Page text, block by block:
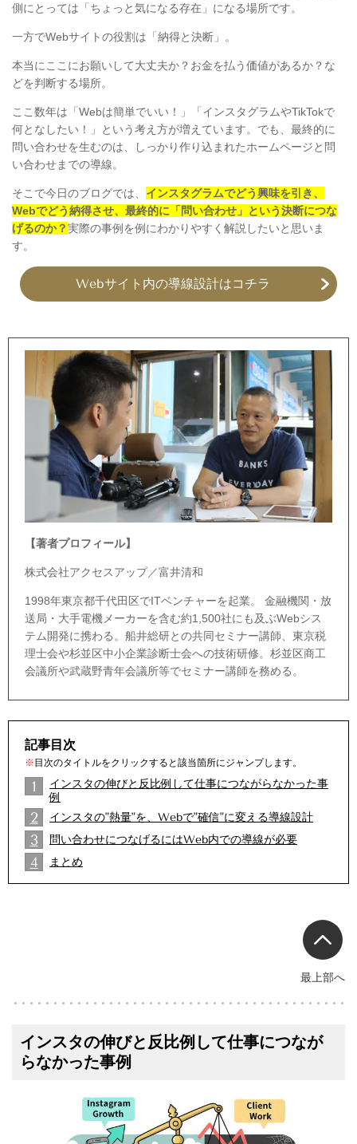
側にとっては「ちょっと気になる存在」になる場所です。
一方でWebサイトの役割は「納得と決断」。
本当にここにお願いして大丈夫か？お金を払う価値があるか？な
どを判断する場所。
ここ数年は「Webは簡単でいい！」「インスタグラムやTikTokで
何となしたい！」という考え方が増えています。でも、最終的に
問い合わせを生むのは、しっかり作り込まれたホームページと問
い合わせまでの導線。
そこで今日のブログでは、 インスタグラムでどう興味を引き、
Webでどう納得させ、最終的に「問い合わせ」という決断につな
げるのか？実際の事例を例にわかりやすく解説したいと思いま
す。
Webサイト内の導線設計はコチラ
【著者プロフィール】
株式会社アクセスアップ／富井清和
1998年東京都千代田区でITベンチャーを起業。 金融機関・放
送局・大手電機メーカーを含む約1,500社にも及ぶWebシス
テム開発に携わる。船井総研との共同セミナー講師、東京税
理士会や杉並区中小企業診断士会への技術研修。杉並区商工
会議所や武蔵野青年会議所等でセミナー講師を務める。
記事目次
※ 目次のタイトルをクリックすると該当箇所にジャンプします。
1
インスタの伸びと反比例して仕事につながらなかった事
例
2
2
インスタの"熱量"を、Webで"確信"に変える導線設計
3
2
問い合わせにつなげるにはWeb内での導線が必要
4
2
まとめ
最上部へ
インスタの伸びと反比例して仕事につなが
らなかった事例